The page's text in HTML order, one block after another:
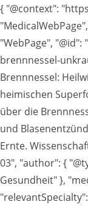
{ "@context":
"WebPage",
brennnessel-
Brennnessel:
heimischen
über die
und
Ernte.
03", "author": {
Gesundheit" },